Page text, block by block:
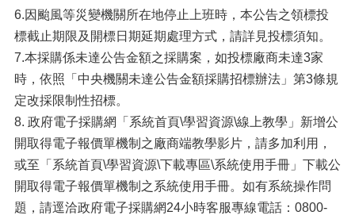
6.因颱風等災變機關所在地停止上班時，本公告之領標投
標截止期限及開標日期延期處理方式，請詳見投標須知。
7.本採購係未達公告金額之採購案，如投標廠商未達3家
時，依照「中央機關未達公告金額採購招標辦法」第3條規
定改採限制性招標。
8. 政府電子採購網「系統首頁\學習資源\線上教學」新增公
開取得電子報價單機制之廠商端教學影片，請多加利用，
或至「系統首頁\學習資源\下載專區\系統使用手冊」下載公
開取得電子報價單機制之系統使用手冊。如有系統操作問
題，請逕洽政府電子採購網24小時客服專線電話：0800-